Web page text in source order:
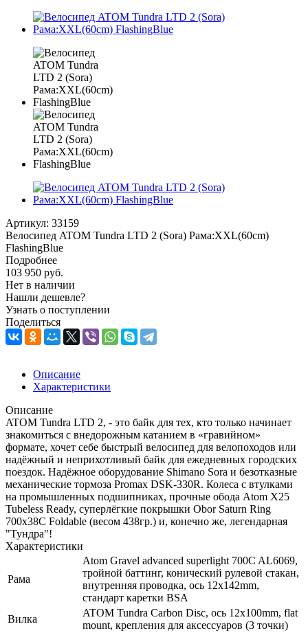
Артикул: 33159
Велосипед ATOM Tundra LTD 2 (Sora) Рама:XXL(60cm)
FlashingBlue
Подробнее
103 950 руб.
Нет в наличии
Нашли дешевле?
Узнать о поступлении
Поделиться
Описание
Характеристики
Описание
ATOM Tundra LTD 2, - это байк для тех, кто только начинает
знакомиться с внедорожным катанием в «гравийном»
формате, хочет себе быстрый велосипед для велопоходов или
надёжный и неприхотливый байк для ежедневных городских
поездок. Надёжное оборудование Shimano Sora и безотказные
механические тормоза Promax DSK-330R. Колеса с втулками
на промышленных подшипниках, прочные обода Atom X25
Tubeless Ready, суперлёгкие покрышки Obor Saturn Ring
700x38C Foldable (весом 438гр.) и, конечно же, легендарная
"Тундра"!
Характеристики
Рама
Atom Gravel advanced superlight 700C AL6069,
тройной баттинг, конический рулевой стакан,
внутренняя проводка, ось 12x142mm,
стандарт каретки BSA
Вилка
ATOM Tundra Carbon Disc, ось 12х100mm, flat
mount, крепления для аксессуаров (3 точки)